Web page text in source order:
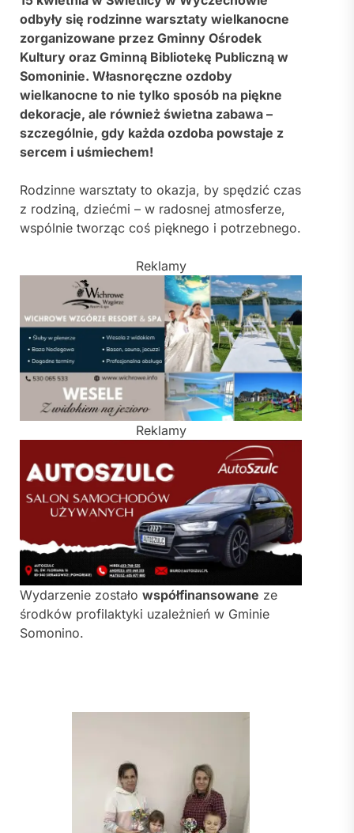
odbyły się rodzinne warsztaty wielkanocne
zorganizowane przez Gminny Ośrodek
Kultury oraz Gminną Bibliotekę Publiczną w
Somoninie. Własnoręczne ozdoby
wielkanocne to nie tylko sposób na piękne
dekoracje, ale również świetna zabawa –
szczególnie, gdy każda ozdoba powstaje z
sercem i uśmiechem!
Rodzinne warsztaty to okazja, by spędzić czas
z rodziną, dziećmi – w radosnej atmosferze,
wspólnie tworząc coś pięknego i potrzebnego.
Reklamy
Reklamy
Wydarzenie zostało współfinansowane ze
środków profilaktyki uzależnień w Gminie
Somonino.